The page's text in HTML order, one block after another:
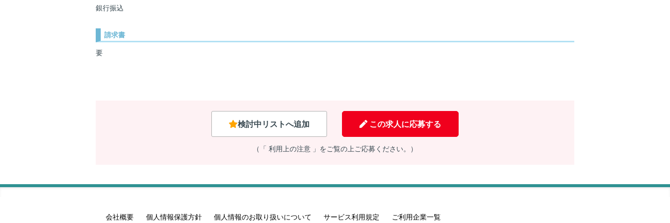
銀行振込
請求書
要
検討中リストへ追加 この求人に応募する
（「 利用上の注意 」をご覧の上ご応募ください。）
会社概要 個人情報保護方針 個人情報のお取り扱いについて サービス利用規定 ご利用企業一覧